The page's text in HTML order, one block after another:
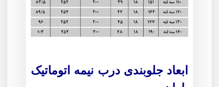
ابعاد جلوبندی درب نیمه اتوماتیک